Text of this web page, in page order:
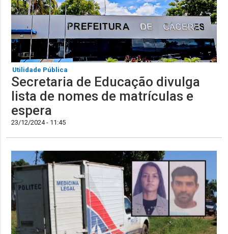
Utilidade Pública
Secretaria de Educação divulga
lista de nomes de matrículas e
espera
23/12/2024 - 11:45